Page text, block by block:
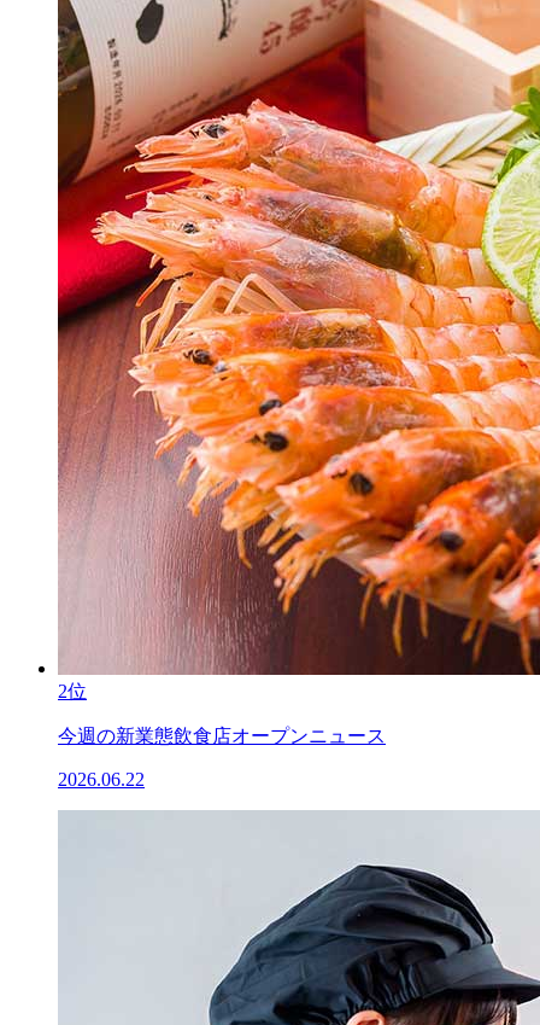
2位
今週の新業態飲食店オープンニュース
2026.06.22